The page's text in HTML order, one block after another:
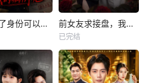
我不装了身份可以偷走那我的病例呢 前女友求接盘，我反手闪婚女神
已完结